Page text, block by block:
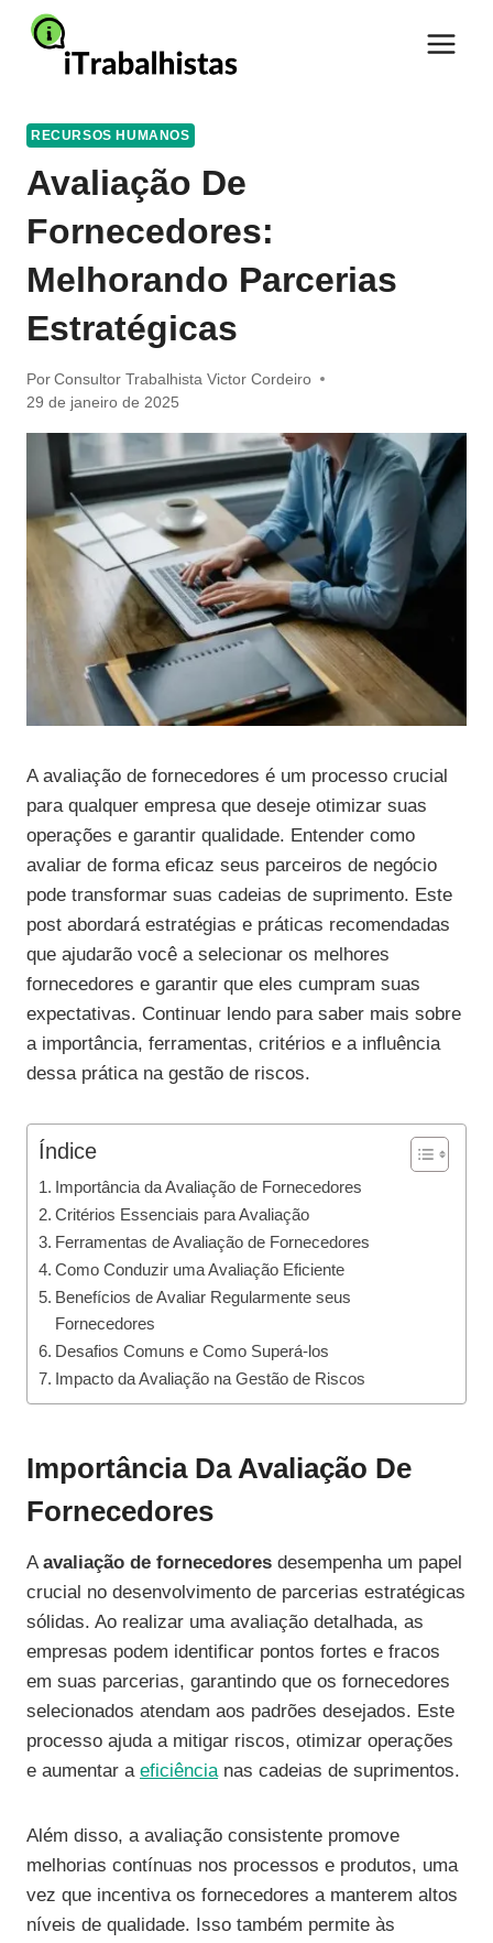
Pular
para
RECURSOS HUMANOS
Avaliação De
Fornecedores:
Melhorando Parcerias
Estratégicas
Por Consultor Trabalhista Victor Cordeiro
29 de janeiro de 2025
A avaliação de fornecedores é um processo crucial
para qualquer empresa que deseje otimizar suas
operações e garantir qualidade. Entender como
avaliar de forma eficaz seus parceiros de negócio
pode transformar suas cadeias de suprimento. Este
post abordará estratégias e práticas recomendadas
que ajudarão você a selecionar os melhores
fornecedores e garantir que eles cumpram suas
expectativas. Continuar lendo para saber mais sobre
a importância, ferramentas, critérios e a influência
dessa prática na gestão de riscos.
Índice
Importância da Avaliação de Fornecedores
Critérios Essenciais para Avaliação
Ferramentas de Avaliação de Fornecedores
Como Conduzir uma Avaliação Eficiente
Benefícios de Avaliar Regularmente seus
Fornecedores
Desafios Comuns e Como Superá-los
Impacto da Avaliação na Gestão de Riscos
Importância Da Avaliação De
Fornecedores
Aavaliação de fornecedores desempenha um papel
crucial no desenvolvimento de parcerias estratégicas
sólidas. Ao realizar uma avaliação detalhada, as
empresas podem identificar pontos fortes e fracos
em suas parcerias, garantindo que os fornecedores
selecionados atendam aos padrões desejados. Este
processo ajuda a mitigar riscos, otimizar operações
e aumentar a eficiêncianas cadeias de suprimentos.
Além disso, a avaliação consistente promove
melhorias contínuas nos processos e produtos, uma
vez que incentiva os fornecedores a manterem altos
níveis de qualidade. Isso também permite às